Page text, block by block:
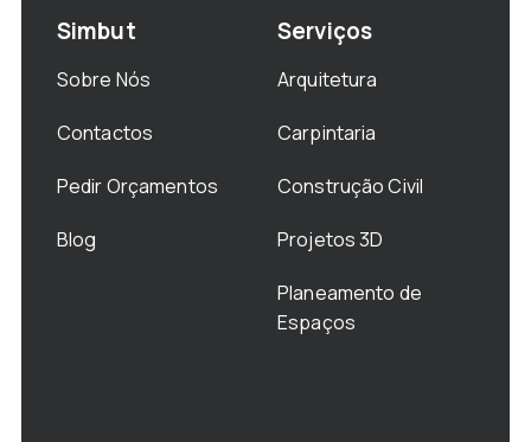
Simbut
Sobre Nós
Contactos
Pedir Orçamentos
Blog
Serviços
Arquitetura
Carpintaria
Construção Civil
Projetos 3D
Planeamento de
Espaços